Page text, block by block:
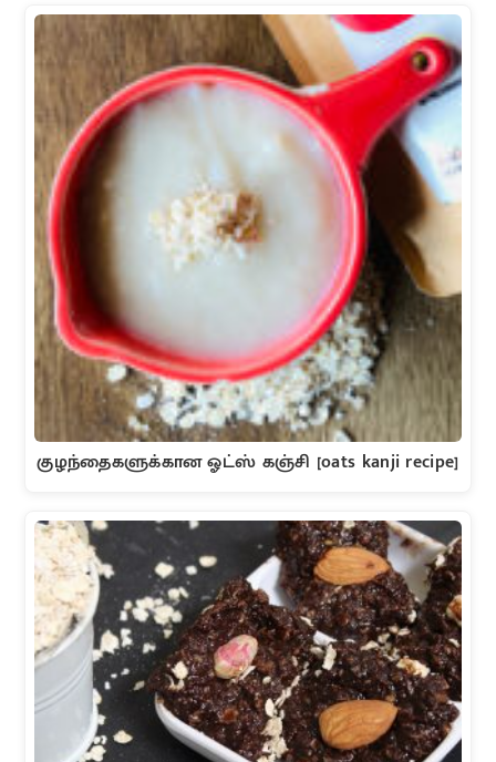
குழந்தைகளுக்கான ஓட்ஸ் கஞ்சி [oats kanji recipe]